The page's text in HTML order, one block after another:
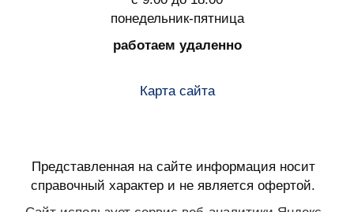
понедельник-пятница
работаем удаленно
Карта сайта
Представленная на сайте информация носит
справочный характер и не является офертой.